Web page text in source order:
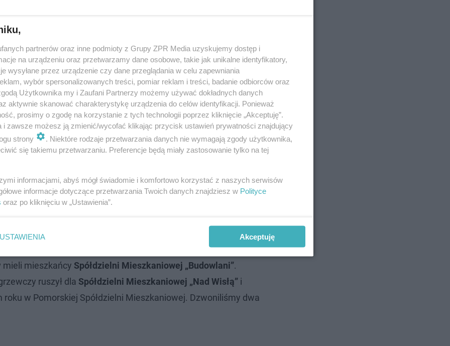
również rozkręcać część mieszkańców Fordonu. Sezon
Spółdzielnia Mieszkaniowa.
podjął zarządBydgoskiej Spółdzielni Mieszkaniowej
mieli mieszkańcy Spółdzielni Mieszkaniowej „Budowlani”.
ruszył dla Spółdzielni Mieszkaniowej „Nad Wisłą” i
w Pomorskiej Spółdzielni Mieszkaniowej. Dzwoniliśmy dwa
partnerów oraz inne podmioty z Grupy ZPR Media uzyskujemy dostęp i
na urządzeniu oraz przetwarzamy dane osobowe, takie jak unikalne identyfikatory,
wysyłane przez urządzenie czy dane przeglądania w celu zapewniania
wybór spersonalizowanych treści, pomiar reklam i treści, badanie odbiorców oraz
Użytkownika my i Zaufani Partnerzy możemy używać dokładnych danych
aktywnie skanować charakterystykę urządzenia do celów identyfikacji. Ponieważ
prosimy o zgodę na korzystanie z tych technologii poprzez kliknięcie „Akceptuję”.
i zawsze możesz ją zmienić/wycofać klikając przycisk ustawień prywatności znajdujący
strony
. Niektóre rodzaje przetwarzania danych nie wymagają zgody użytkownika,
się takiemu przetwarzaniu. Preferencje będą miały zastosowanie tylko na tej
informacjami, abyś mógł świadomie i komfortowo korzystać z naszych serwisów
informacje dotyczące przetwarzania Twoich danych znajdziesz w Polityce
oraz po kliknięciu w „Ustawienia”.
USTAWIENIA Akceptuję